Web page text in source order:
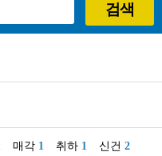
검색
매각 1 취하 1 신건 2